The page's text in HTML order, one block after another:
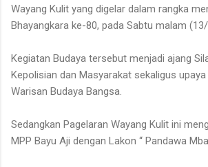
Wayang Kulit yang digelar dalam rangka
Bhayangkara ke-80, pada Sabtu malam
Kegiatan Budaya tersebut menjadi ajang
Kepolisian dan Masyarakat sekaligus
Warisan Budaya Bangsa.
Sedangkan Pagelaran Wayang Kulit ini
MPP Bayu Aji dengan Lakon “ Pandawa